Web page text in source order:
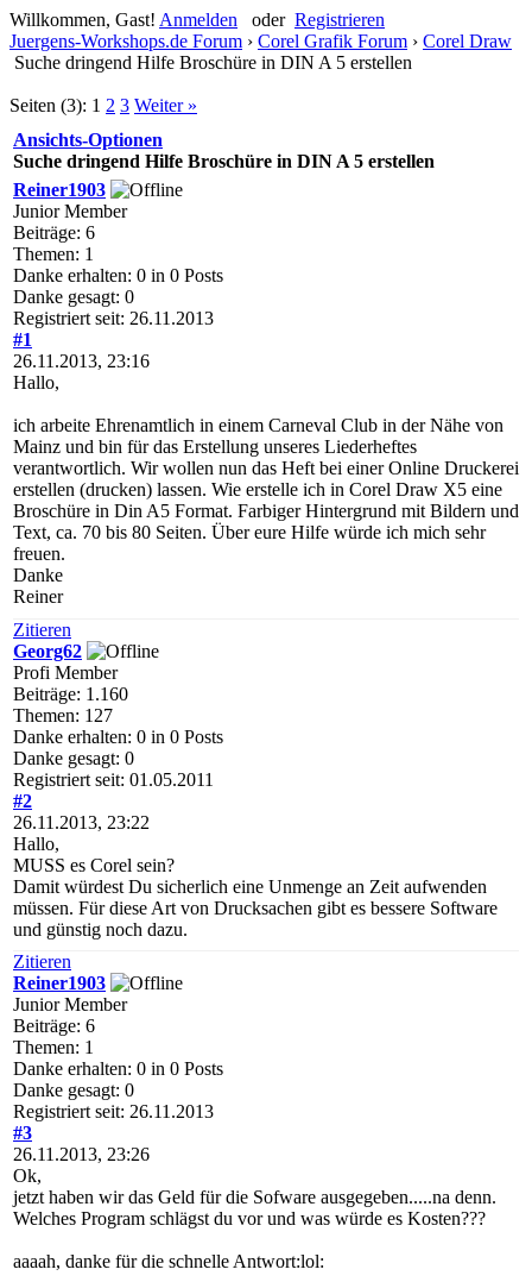
Willkommen, Gast! Anmelden oder Registrieren
Juergens-Workshops.de Forum › Corel Grafik Forum › Corel Draw
Suche dringend Hilfe Broschüre in DIN A 5 erstellen
Seiten (3): 1 2 3 Weiter »
Ansichts-Optionen
Suche dringend Hilfe Broschüre in DIN A 5 erstellen
Reiner1903
Junior Member
Beiträge: 6
Themen: 1
Danke erhalten: 0 in 0 Posts
Danke gesagt: 0
Registriert seit: 26.11.2013
#1
26.11.2013, 23:16
Hallo,
ich arbeite Ehrenamtlich in einem Carneval Club in der Nähe von
Mainz und bin für das Erstellung unseres Liederheftes
verantwortlich. Wir wollen nun das Heft bei einer Online Druckerei
erstellen (drucken) lassen. Wie erstelle ich in Corel Draw X5 eine
Broschüre in Din A5 Format. Farbiger Hintergrund mit Bildern und
Text, ca. 70 bis 80 Seiten. Über eure Hilfe würde ich mich sehr
freuen.
Danke
Reiner
Zitieren
Georg62
Profi Member
Beiträge: 1.160
Themen: 127
Danke erhalten: 0 in 0 Posts
Danke gesagt: 0
Registriert seit: 01.05.2011
#2
26.11.2013, 23:22
Hallo,
MUSS es Corel sein?
Damit würdest Du sicherlich eine Unmenge an Zeit aufwenden
müssen. Für diese Art von Drucksachen gibt es bessere Software
und günstig noch dazu.
Zitieren
Reiner1903
Junior Member
Beiträge: 6
Themen: 1
Danke erhalten: 0 in 0 Posts
Danke gesagt: 0
Registriert seit: 26.11.2013
#3
26.11.2013, 23:26
Ok,
jetzt haben wir das Geld für die Sofware ausgegeben.....na denn.
Welches Program schlägst du vor und was würde es Kosten???
aaaah, danke für die schnelle Antwort:lol: